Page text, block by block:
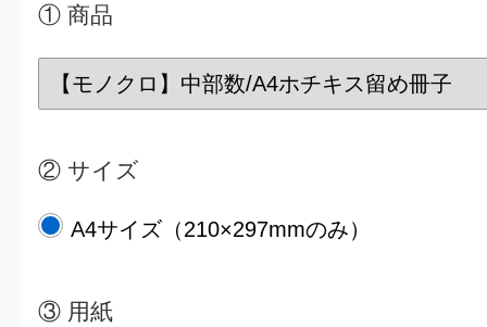
① 商品
② サイズ
A4サイズ（210×297mmのみ）
③ 用紙